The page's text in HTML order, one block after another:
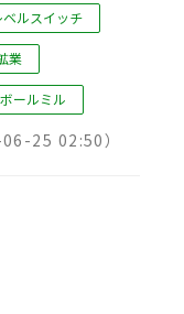
ルスイッチ
業
ボールミル
25 02:50）